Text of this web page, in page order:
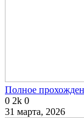
Полное
0 2k 0
31 марта, 2026